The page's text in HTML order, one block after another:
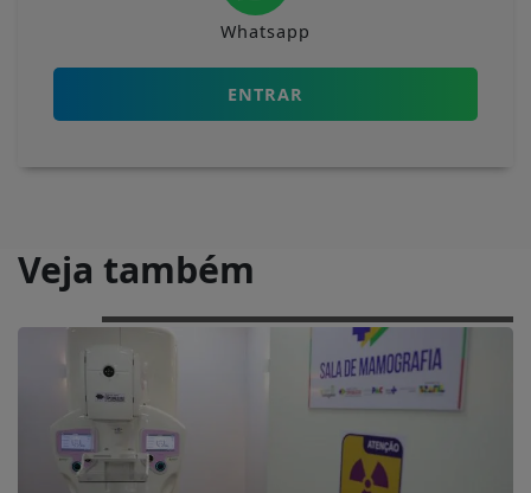
Whatsapp
ENTRAR
Veja também